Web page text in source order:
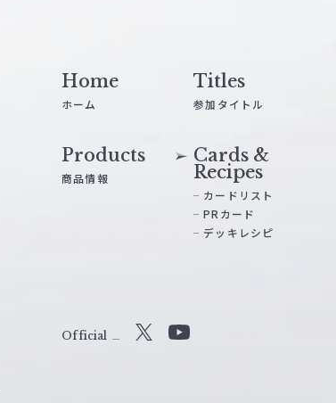
Home
ホーム
Titles
参加タイトル
Products
商品情報
Cards &
Recipes
カードリスト
PRカード
デッキレシピ
Official